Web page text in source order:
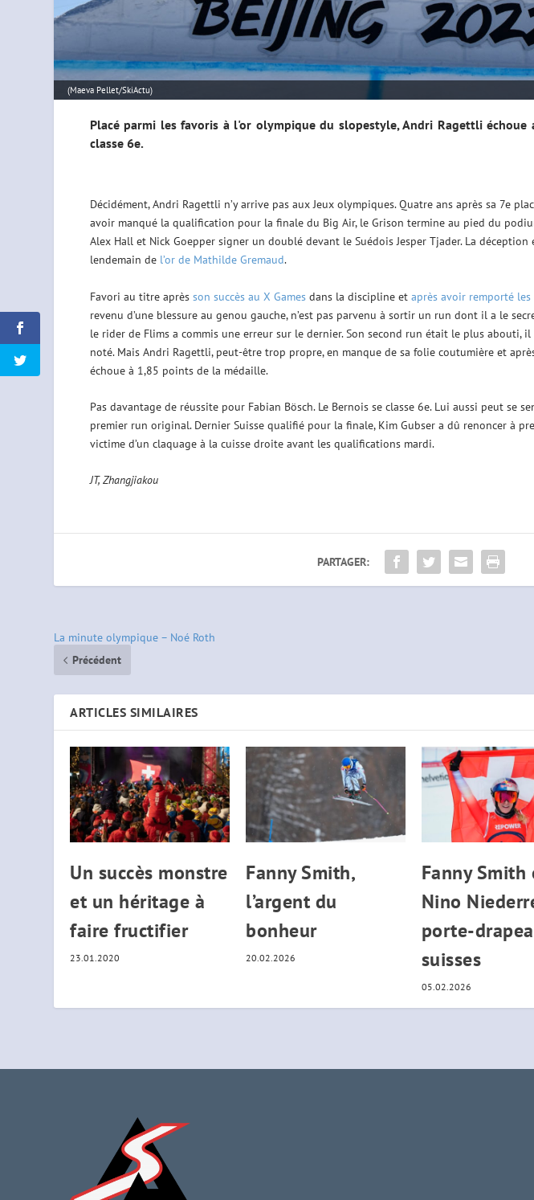
(Maeva Pellet/SkiActu)
Placé parmi les favoris à l'or olympique du slopestyle, Andri Ragettli échoue
classe 6e.
Décidément, Andri Ragettli n’y arrive pas aux Jeux olympiques. Quatre ans après sa 7e
avoir manqué la qualification pour la finale du Big Air, le Grison termine au pied du
Alex Hall et Nick Goepper signer un doublé devant le Suédois Jesper Tjader. La déception
lendemain de l’or de Mathilde Gremaud.
Favori au titre après son succès au X Gamesdans la discipline et après avoir remporté
revenu d’une blessure au genou gauche, n’est pas parvenu à sortir un run dont il a le
le rider de Flims a commis une erreur sur le dernier. Son second run était le plus abouti,
noté. Mais Andri Ragettli, peut-être trop propre, en manque de sa folie coutumière et
échoue à 1,85 points de la médaille.
Pas davantage de réussite pour Fabian Bösch. Le Bernois se classe 6e. Lui aussi peut se
premier run original. Dernier Suisse qualifié pour la finale, Kim Gubser a dû renoncer à
victime d’un claquage à la cuisse droite avant les qualifications mardi.
JT, Zhangjiakou
PARTAGER:
La minute olympique – Noé Roth
Précédent
ARTICLES SIMILAIRES
Un succès monstre
et un héritage à
faire fructifier
23.01.2020
Fanny Smith,
l’argent du
bonheur
20.02.2026
Fanny Smith
Nino
porte-
suisses
05.02.2026